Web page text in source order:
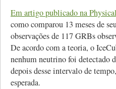
Em artigo publicado na
como comparou 13 meses de
observações de 117 GRBs
De acordo com a teoria, o
nenhum neutrino foi detectado
depois desse intervalo de
esperada.